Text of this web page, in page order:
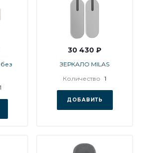
1
30 430 ₽
ЗЕРКАЛО MILAS
Количество 1
ДОБАВИТЬ